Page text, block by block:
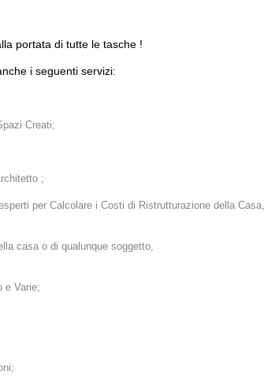
portata di tutte le tasche !
i seguenti servizi:
Creati;
;
per Calcolare i Costi di Ristrutturazione della Casa,
casa o di qualunque soggetto,
e Varie;